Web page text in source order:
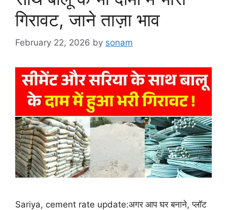
गिरावट, जाने ताज़ा भाव
February 22, 2026 by sonam
Sariya, cement rate update:अगर आप घर बनाने, प्लॉट